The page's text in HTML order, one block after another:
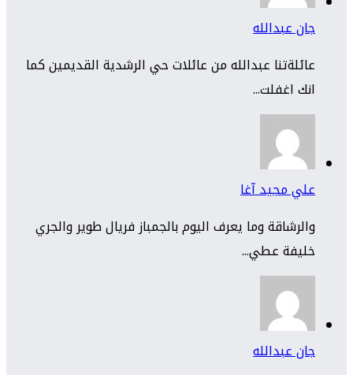
جان عبدالله
عائلةتنا عبدالله من عائلات حي الرشدية القديمين كما
انك اغفلت...
علي مجيد آغا
والرشاقة وما يعرف اليوم بالجمباز فريال طوير والجري
خليفة عطي...
جان عبدالله